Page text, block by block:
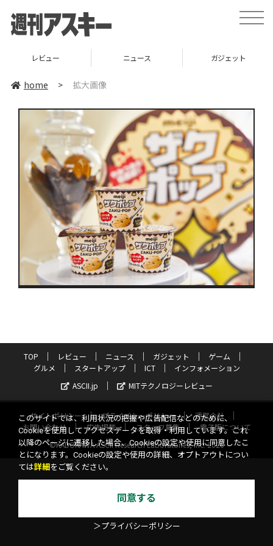
toggle
レビュー ニュース ガジェット
home > 拡大画像
TOP レビュー ニュース ガジェット
ゲーム
グルメ
スタートアップ ICT
インフォメーション
ASCII.jp
MITテクノロジーレビュー
サイトポリシー プライバシーポリシー
運営会社
お問い合わせ
広告掲載 スタッフ募集
電子版について
©KADOKAWA ASCII Research Laboratories, Inc. 2026
このサイトでは、利用状況の把握や広告配信などのために、
Cookieを使用してアクセスデータを取得・利用しています。これ
以降のページに遷移した場合、Cookieの設定や使用に同意したこ
とになります。Cookieの設定や使用の詳細、オプトアウトについ
ては詳細 をご覧ください。
同意する
＞プライバシーポリシー